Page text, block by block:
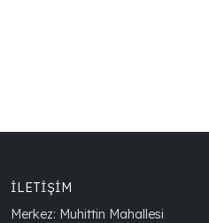
İLETİŞİM
Merkez: Muhittin Mahallesi